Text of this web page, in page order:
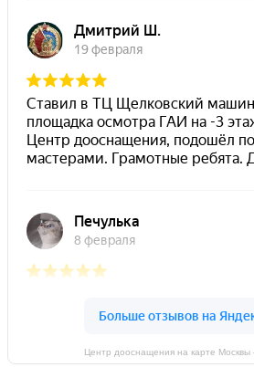
Центр дооснащения на карте